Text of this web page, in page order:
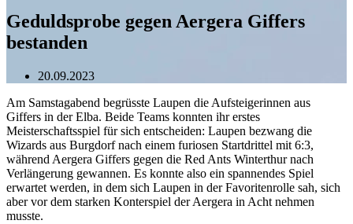
Geduldsprobe gegen Aergera Giffers
bestanden
20.09.2023
Am Samstagabend begrüsste Laupen die Aufsteigerinnen aus
Giffers in der Elba. Beide Teams konnten ihr erstes
Meisterschaftsspiel für sich entscheiden: Laupen bezwang die
Wizards aus Burgdorf nach einem furiosen Startdrittel mit 6:3,
während Aergera Giffers gegen die Red Ants Winterthur nach
Verlängerung gewannen. Es konnte also ein spannendes Spiel
erwartet werden, in dem sich Laupen in der Favoritenrolle sah, sich
aber vor dem starken Konterspiel der Aergera in Acht nehmen
musste.